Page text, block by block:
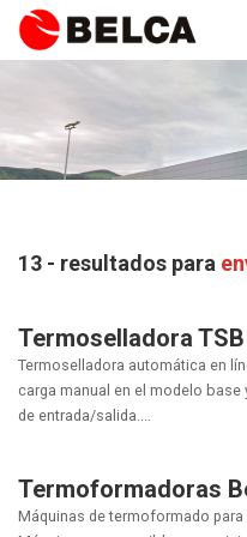
13 - resultados para
Termoselladora TSB
Termoselladora automática en
carga manual en el modelo
de entrada/salida....
Termoformadoras
Máquinas de termoformado